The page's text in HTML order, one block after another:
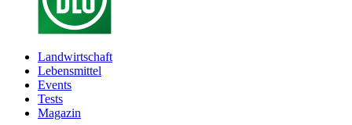
Landwirtschaft
Lebensmittel
Events
Tests
Magazin